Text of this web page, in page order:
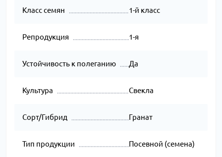
Класс семян 1-й класс
Репродукция 1-я
Устойчивость к полеганию Да
Культура Свекла
Сорт/Гибрид Гранат
Тип продукции Посевной (семена)